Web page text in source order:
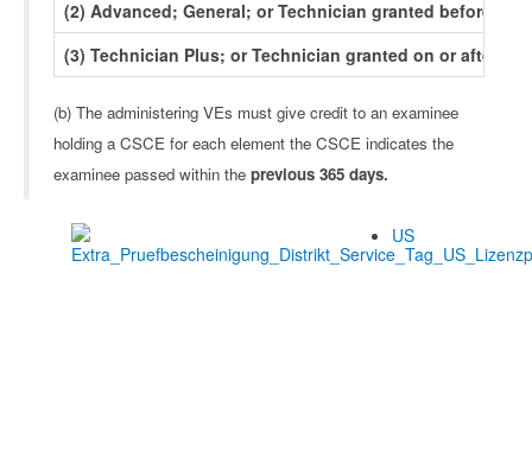
(2) Advanced; General; or Technician granted before
(3) Technician Plus; or Technician granted on or after
(b) The administering VEs must give credit to an examinee
holding a CSCE for each element the CSCE indicates the
examinee passed within the previous 365 days.
US